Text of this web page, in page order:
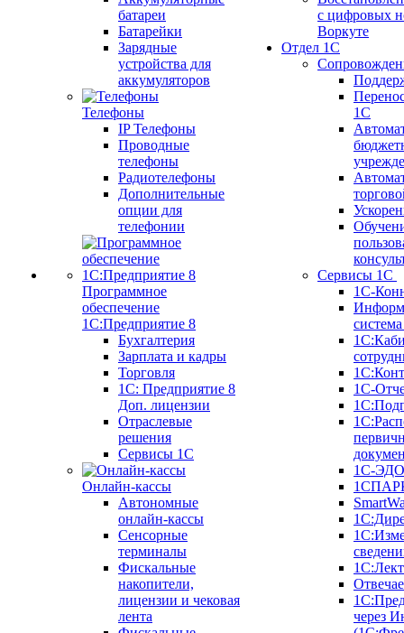
батареи
Батарейки
Зарядные
устройства для
аккумуляторов
Телефоны
IP Телефоны
Проводные
телефоны
Радиотелефоны
Дополнительные
опции для
телефонии
Программное
обеспечение
1С:Предприятие 8
Бухгалтерия
Зарплата и кадры
Торговля
1C: Предприятие 8
Доп. лицензии
Отраслевые
решения
Сервисы 1С
Онлайн-кассы
Автономные
онлайн-кассы
Сенсорные
терминалы
Фискальные
накопители,
лицензии и чековая
лента
с цифровых
Воркуте
Отдел 1С
1С
Сервисы 1С
1С-
1С-
1С-ЭДО
через